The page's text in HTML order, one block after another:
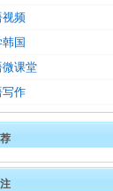
视频
国
微课堂
写作